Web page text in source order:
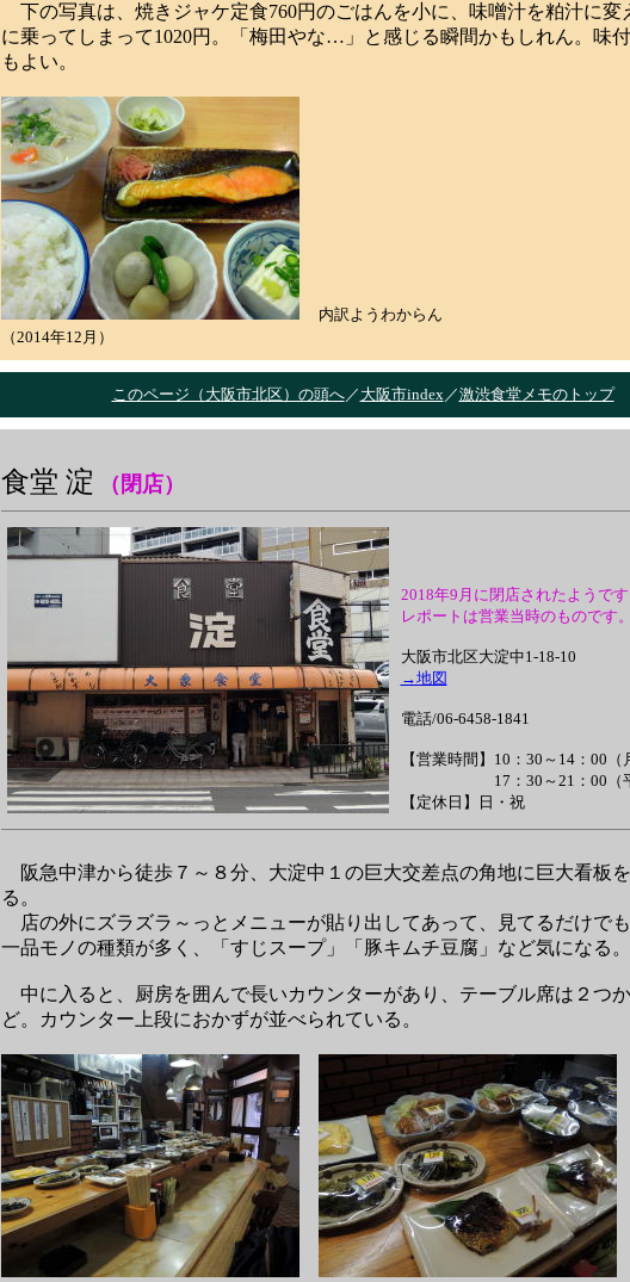
下の写真は、焼きジャケ定食760円のごはんを小に、味噌汁を粕汁に変
に乗ってしまって1020円。「梅田やな…」と感じる瞬間かもしれん。味
もよい。
内訳ようわからん
（2014年12月）
このページ（大阪市北区）の頭へ／ 大阪市index／激渋食堂メモのトップ
食堂 淀 （閉店）
2018年9月に閉店されたようで
レポートは営業当時のものです
大阪市北区大淀中1-18-10
→地図
電話/06-6458-1841
【営業時間】10：30～14：00（
17：30～21：00（平
【定休日】日・祝
阪急中津から徒歩７～８分、大淀中１の巨大交差点の角地に巨大看板
る。
店の外にズラズラ～っとメニューが貼り出してあって、見てるだけで
一品モノの種類が多く、「すじスープ」「豚キムチ豆腐」など気になる。
中に入ると、厨房を囲んで長いカウンターがあり、テーブル席は２つ
ど。カウンター上段におかずが並べられている。